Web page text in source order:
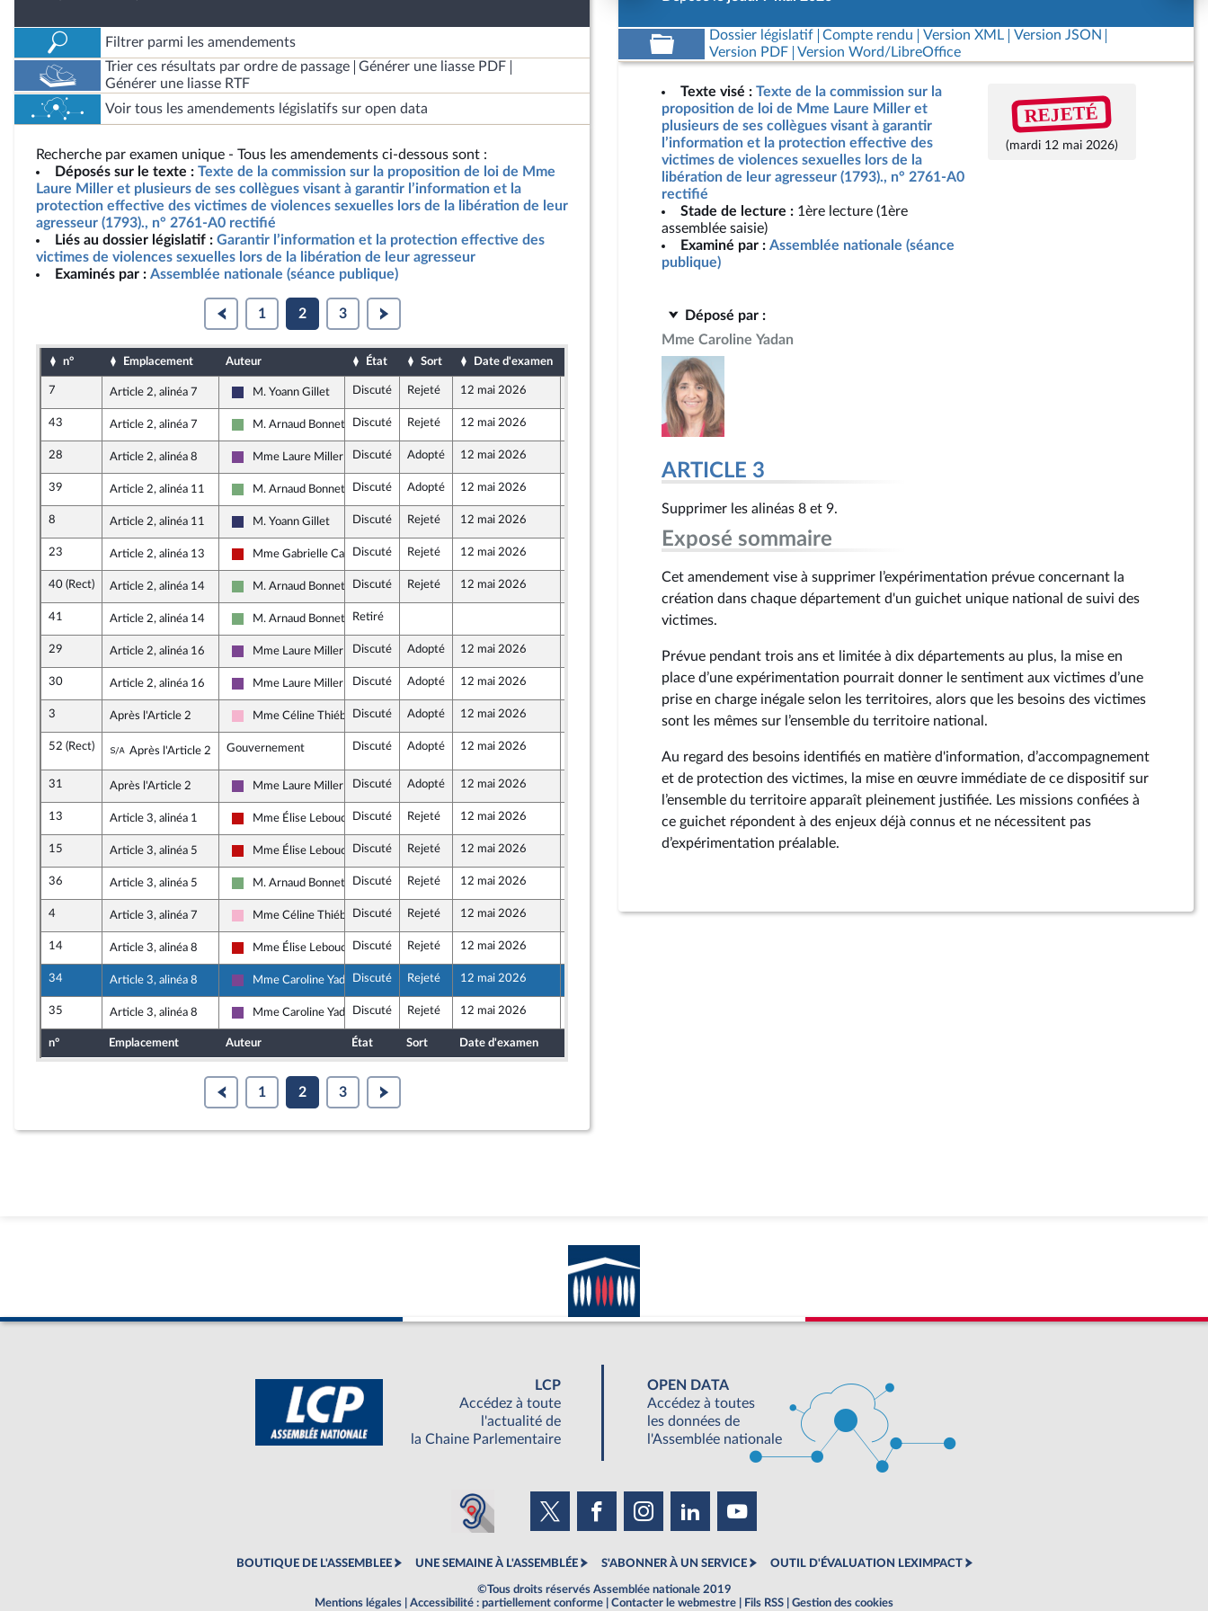
Filtrer parmi les amendements
Trier ces résultats par ordre de passage
Générer une liasse PDF
Générer une liasse RTF
Voir tous les amendements législatifs sur open data
Recherche par examen unique - Tous les amendements ci-dessous sont :
Déposés sur le texte : Texte de la commission sur la proposition de loi de Mme
Laure Miller et plusieurs de ses collègues visant à garantir l’information et la
protection effective des victimes de violences sexuelles lors de la libération de leur
agresseur (1793)., n° 2761-A0 rectifié
Liés au dossier législatif : Garantir l’information et la protection effective des
victimes de violences sexuelles lors de la libération de leur agresseur
Examinés par : Assemblée nationale (séance publique)
1 2 3
n° Emplacement Auteur État Sort Date d'examen
7 Article 2, alinéa 7
Rassemblement National
M. Yoann Gillet Discuté Rejeté 12 mai 2026
43 Article 2, alinéa 7
Écologiste et Social
M. Arnaud Bonnet Discuté Rejeté 12 mai 2026
28 Article 2, alinéa 8
Ensemble pour la République
Mme Laure Miller Discuté Adopté 12 mai 2026
39 Article 2, alinéa 11
Écologiste et Social
M. Arnaud Bonnet Discuté Adopté 12 mai 2026
8 Article 2, alinéa 11
Rassemblement National
M. Yoann Gillet Discuté Rejeté 12 mai 2026
23 Article 2, alinéa 13
La France insoumise - Nouveau Front Populaire
Mme Gabrielle CathalaDiscuté Rejeté 12 mai 2026
40 (Rect) Article 2, alinéa 14
Écologiste et Social
M. Arnaud Bonnet Discuté Rejeté 12 mai 2026
41 Article 2, alinéa 14
Écologiste et Social
M. Arnaud Bonnet Retiré
29 Article 2, alinéa 16
Ensemble pour la République
Mme Laure Miller Discuté Adopté 12 mai 2026
30 Article 2, alinéa 16
Ensemble pour la République
Mme Laure Miller Discuté Adopté 12 mai 2026
3 Après l'Article 2
Socialistes et apparentés
Mme Céline Thiébault-Martinez
Discuté Adopté 12 mai 2026
52 (Rect) Sous-amendement de l'amendement n°3
Après l'Article 2 Gouvernement Discuté Adopté 12 mai 2026
31 Après l'Article 2
Ensemble pour la République
Mme Laure Miller Discuté Adopté 12 mai 2026
13 Article 3, alinéa 1
La France insoumise - Nouveau Front Populaire
Mme Élise LeboucherDiscuté Rejeté 12 mai 2026
15 Article 3, alinéa 5
La France insoumise - Nouveau Front Populaire
Mme Élise LeboucherDiscuté Rejeté 12 mai 2026
36 Article 3, alinéa 5
Écologiste et Social
M. Arnaud Bonnet Discuté Rejeté 12 mai 2026
4 Article 3, alinéa 7
Socialistes et apparentés
Mme Céline Thiébault-Martinez
Discuté Rejeté 12 mai 2026 7 mai 2026
14 Article 3, alinéa 8
La France insoumise - Nouveau Front Populaire
Mme Élise LeboucherDiscuté Rejeté 12 mai 2026
34 Article 3, alinéa 8
Ensemble pour la République
Mme Caroline YadanDiscuté Rejeté 12 mai 2026
35 Article 3, alinéa 8
Ensemble pour la République
Mme Caroline YadanDiscuté Rejeté 12 mai 2026
n° Emplacement Auteur État Sort Date d'examen
1 2 3
Dossier législatif Compte rendu Version XML
Version JSON
Version PDF
Version Word/LibreOffice
Texte visé : Texte de la commission sur la
proposition de loi de Mme Laure Miller et
plusieurs de ses collègues visant à garantir
l’information et la protection effective des
victimes de violences sexuelles lors de la
libération de leur agresseur (1793)., n° 2761-A0
rectifié
Stade de lecture : 1ère lecture (1ère
assemblée saisie)
Examiné par : Assemblée nationale (séance
publique)
REJETÉ
(mardi 12 mai 2026)
Déposé par :
Mme Caroline Yadan
ARTICLE 3
Supprimer les alinéas 8 et 9.
Exposé sommaire
Cet amendement vise à supprimer l’expérimentation prévue concernant la
création dans chaque département d'un guichet unique national de suivi des
victimes.
Prévue pendant trois ans et limitée à dix départements au plus, la mise en
place d’une expérimentation pourrait donner le sentiment aux victimes d’une
prise en charge inégale selon les territoires, alors que les besoins des victimes
sont les mêmes sur l’ensemble du territoire national.
Au regard des besoins identifiés en matière d'information, d’accompagnement
et de protection des victimes, la mise en œuvre immédiate de ce dispositif sur
l’ensemble du territoire apparaît pleinement justifiée. Les missions confiées à
ce guichet répondent à des enjeux déjà connus et ne nécessitent pas
d’expérimentation préalable.
LCP
Accédez à toute
l'actualité de
la Chaine Parlementaire
OPEN DATA
Accédez à toutes
les données de
l'Assemblée nationale
BOUTIQUE DE L'ASSEMBLEE UNE SEMAINE À L'ASSEMBLÉE S'ABONNER À UN SERVICE OUTIL D'ÉVALUATION LEXIMPACT
©Tous droits réservés Assemblée nationale 2019
Mentions légales
Accessibilité : partiellement conforme Contacter le webmestre Fils RSS Gestion des cookies